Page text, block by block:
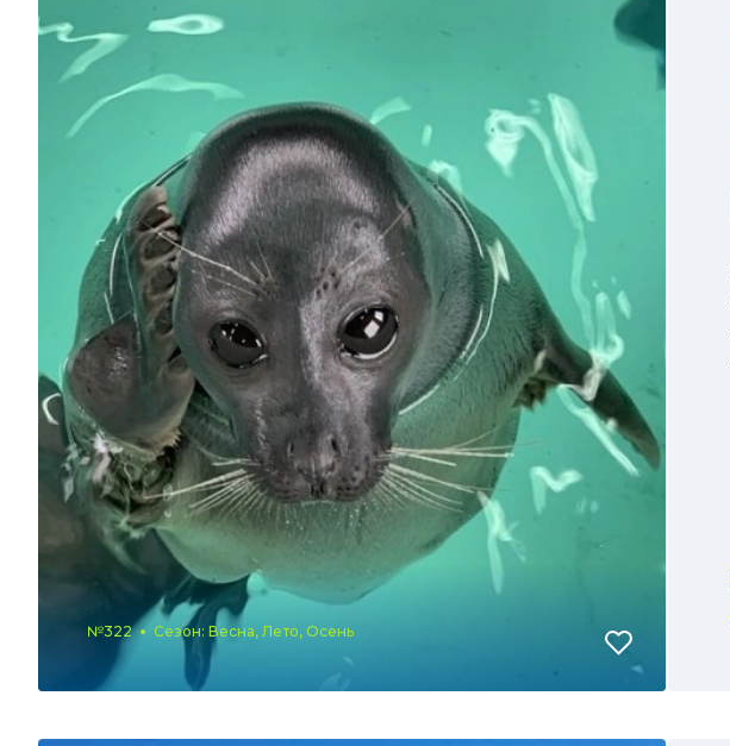
№322 Сезон: Весна, Лето, Осень